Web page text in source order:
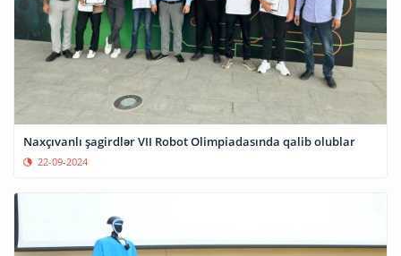
Naxçıvanlı şagirdlər VII Robot Olimpiadasında qalib olublar
22-09-2024